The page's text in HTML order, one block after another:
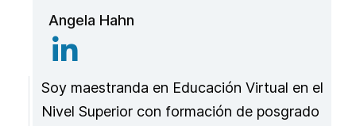
Angela Hahn
Soy maestranda en Educación Virtual en el
Nivel Superior con formación de posgrado